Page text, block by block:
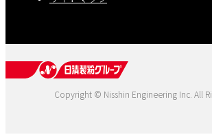
Copyright © Nisshin Engineering Inc. All